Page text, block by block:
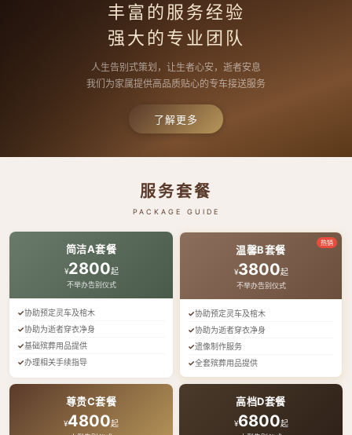
丰富的服务经验
强大的专业团队
人生告别式策划，让生者心安，逝者安息
我们为家属提供高品质贴心的专车接送服务
了解更多
服务套餐
PACKAGE GUIDE
简洁A套餐
¥2800起
不举办告别仪式
协助预定灵车及棺木
协助为逝者穿衣净身
基础殡葬用品提供
办理相关手续指导
热销
温馨B套餐
¥3800起
不举办告别仪式
协助预定灵车及棺木
协助为逝者穿衣净身
遗像制作服务
全套殡葬用品提供
尊贵C套餐
¥4800起
高档D套餐
¥6800起